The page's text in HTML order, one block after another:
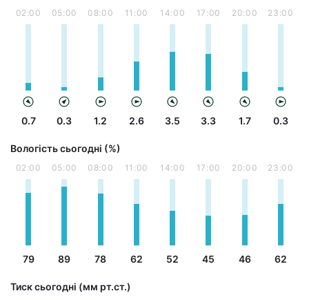
02:00
0.7
05:00
0.3
08:00
1.2
11:00
2.6
14:00
3.5
17:00
3.3
20:00
1.7
23:00
0.3
Вологість сьогодні (%)
02:00
79
05:00
89
08:00
78
11:00
62
14:00
52
17:00
45
20:00
46
23:00
62
Тиск сьогодні (мм рт.ст.)